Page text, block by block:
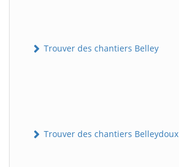
Trouver des chantiers Belley
Trouver des chantiers Belleydoux